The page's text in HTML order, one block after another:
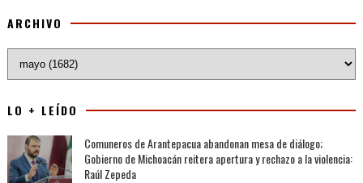
ARCHIVO
LO + LEÍDO
Comuneros de Arantepacua abandonan mesa de diálogo;
Gobierno de Michoacán reitera apertura y rechazo a la violencia:
Raúl Zepeda